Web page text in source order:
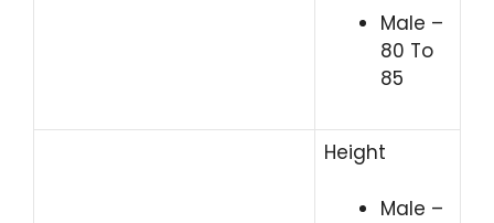
Male –
80 To
85
Height
Male –